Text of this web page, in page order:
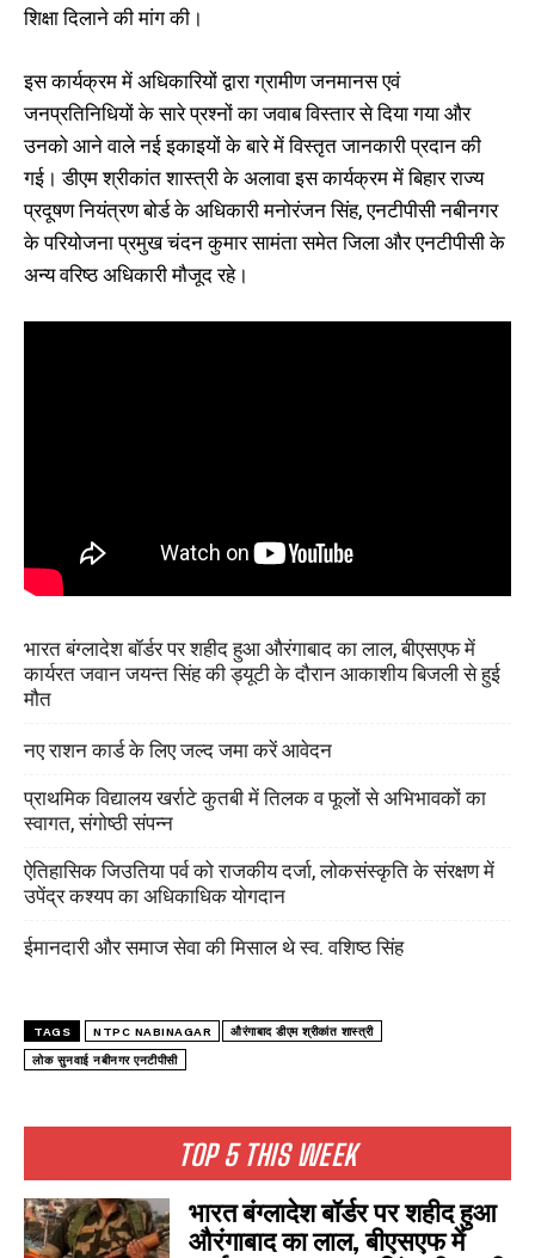
TOP 5 THIS WEEK
भारत बंग्लादेश बॉर्डर पर शहीद हुआ
औरंगाबाद का लाल, बीएसएफ में
शिक्षा दिलाने की मांग की।
इस कार्यक्रम में अधिकारियों द्वारा ग्रामीण जनमानस एवं
जनप्रतिनिधियों के सारे प्रश्नों का जवाब विस्तार से दिया गया और
उनको आने वाले नई इकाइयों के बारे में विस्तृत जानकारी प्रदान की
गई। डीएम श्रीकांत शास्त्री के अलावा इस कार्यक्रम में बिहार राज्य
प्रदूषण नियंत्रण बोर्ड के अधिकारी मनोरंजन सिंह, एनटीपीसी नबीनगर
के परियोजना प्रमुख चंदन कुमार सामंता समेत जिला और एनटीपीसी के
अन्य वरिष्ठ अधिकारी मौजूद रहे।
भारत बंग्लादेश बॉर्डर पर शहीद हुआ औरंगाबाद का लाल, बीएसएफ में
कार्यरत जवान जयन्त सिंह की ड्यूटी के दौरान आकाशीय बिजली से हुई
मौत
नए राशन कार्ड के लिए जल्द जमा करें आवेदन
प्राथमिक विद्यालय खर्राटे कुतबी में तिलक व फूलों से अभिभावकों का
स्वागत, संगोष्ठी संपन्न
ऐतिहासिक जिउतिया पर्व को राजकीय दर्जा, लोकसंस्कृति के संरक्षण में
उपेंद्र कश्यप का अधिकाधिक योगदान
ईमानदारी और समाज सेवा की मिसाल थे स्व. वशिष्ठ सिंह
TAGS NTPC NABINAGAR औरंगाबाद डीएम श्रीकांत शास्त्री
लोक सुनवाई नबीनगर एनटीपीसी